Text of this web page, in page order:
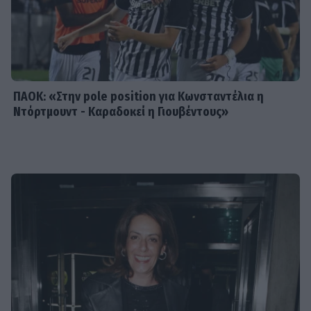
Σταματίνα Τσιμτσιλή: «Πρέπει να
αφουγκράζεσαι τι θέλουν και τι
ψάχνουν οι τηλεθεατές»
ΠΑΟΚ: «Στην pole position για Κωνσταντέλια η
Ντόρτμουντ - Καραδοκεί η Γιουβέντους»